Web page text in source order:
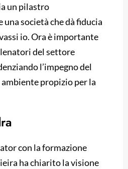
un pilastro
società che dà fiducia
io. Ora è importante
del settore
l’impegno del
propizio per la
con la formazione
ha chiarito la visione